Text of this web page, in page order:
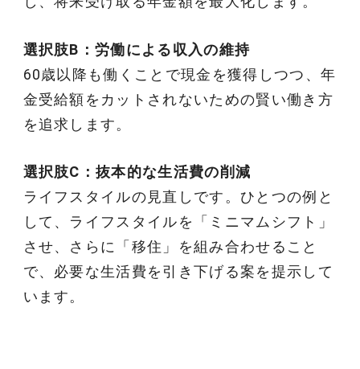
選択肢B：労働による収入の維持
60歳以降も働くことで現金を獲得しつつ、年
金受給額をカットされないための賢い働き方
を追求します。
選択肢C：抜本的な生活費の削減
ライフスタイルの見直しです。ひとつの例と
して、ライフスタイルを「ミニマムシフト」
させ、さらに「移住」を組み合わせること
で、必要な生活費を引き下げる案を提示して
います。